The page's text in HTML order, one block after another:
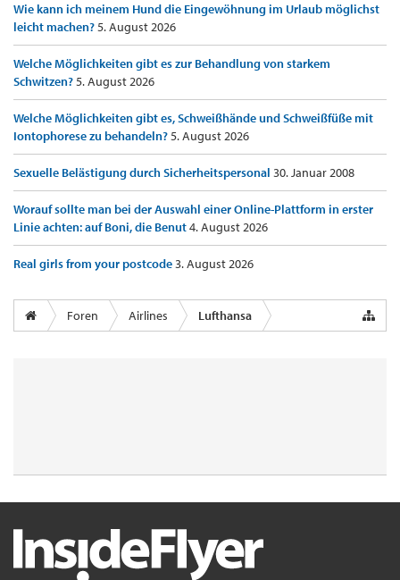
Wie kann ich meinem Hund die Eingewöhnung im Urlaub möglichst
leicht machen?5. August 2026
Welche Möglichkeiten gibt es zur Behandlung von starkem
Schwitzen?5. August 2026
Welche Möglichkeiten gibt es, Schweißhände und Schweißfüße mit
Iontophorese zu behandeln?5. August 2026
Sexuelle Belästigung durch Sicherheitspersonal 30. Januar 2008
Worauf sollte man bei der Auswahl einer Online-Plattform in erster
Linie achten: auf Boni, die Benut4. August 2026
Real girls from your postcode3. August 2026
Foren Airlines Lufthansa